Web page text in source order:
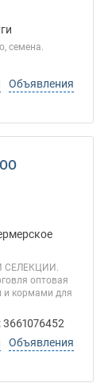
семена.
Объявления
СЕЛЕКЦИИ.
оптовая
и кормами для
Объявления